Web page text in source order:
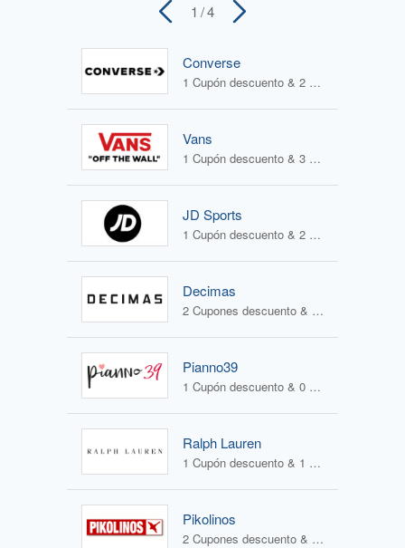
1 / 4
Converse
1 Cupón descuento & 2 Ofertas
Vans
1 Cupón descuento & 3 Ofertas
JD Sports
1 Cupón descuento & 2 Ofertas
Decimas
2 Cupones descuento & 1 Oferta
Pianno39
1 Cupón descuento & 0 Ofertas
Ralph Lauren
1 Cupón descuento & 1 Oferta
Pikolinos
2 Cupones descuento & 2 Ofertas